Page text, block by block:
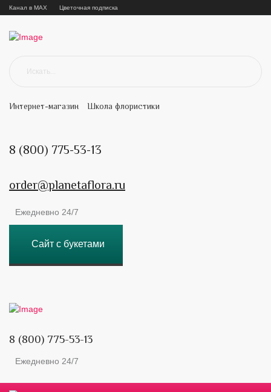
Канал в MAX Цветочная подписка
Интернет-магазин Школа флористики
8 (800) 775-53-13
order@planetaflora.ru
Ежедневно 24/7
Сайт с букетами
8 (800) 775-53-13
Ежедневно 24/7